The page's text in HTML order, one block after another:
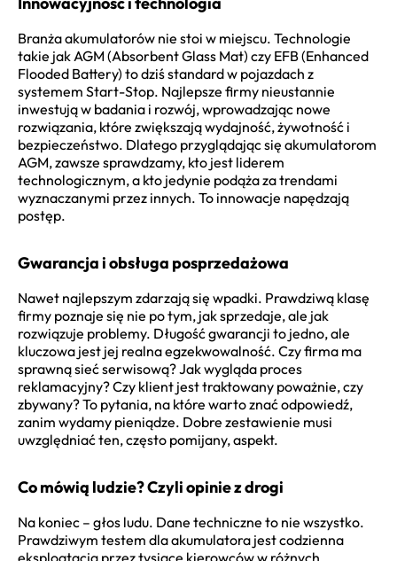
Branża akumulatorów nie stoi w miejscu. Technologie
takie jak AGM (Absorbent Glass Mat) czy EFB (Enhanced
Flooded Battery) to dziś standard w pojazdach z
systemem Start-Stop. Najlepsze firmy nieustannie
inwestują w badania i rozwój, wprowadzając nowe
rozwiązania, które zwiększają wydajność, żywotność i
bezpieczeństwo. Dlatego przyglądając się akumulatorom
AGM, zawsze sprawdzamy, kto jest liderem
technologicznym, a kto jedynie podąża za trendami
wyznaczanymi przez innych. To innowacje napędzają
postęp.
Gwarancja i obsługa posprzedażowa
Nawet najlepszym zdarzają się wpadki. Prawdziwą klasę
firmy poznaje się nie po tym, jak sprzedaje, ale jak
rozwiązuje problemy. Długość gwarancji to jedno, ale
kluczowa jest jej realna egzekwowalność. Czy firma ma
sprawną sieć serwisową? Jak wygląda proces
reklamacyjny? Czy klient jest traktowany poważnie, czy
zbywany? To pytania, na które warto znać odpowiedź,
zanim wydamy pieniądze. Dobre zestawienie musi
uwzględniać ten, często pomijany, aspekt.
Co mówią ludzie? Czyli opinie z drogi
Na koniec – głos ludu. Dane techniczne to nie wszystko.
Prawdziwym testem dla akumulatora jest codzienna
eksploatacja przez tysiące kierowców w różnych